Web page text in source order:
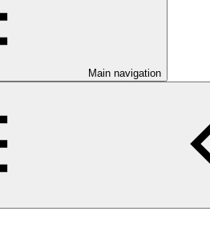
Main navigation